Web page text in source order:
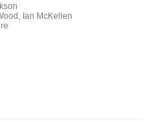
Ian McKellen